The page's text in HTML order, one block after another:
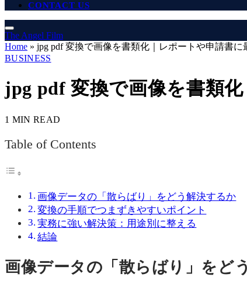
CONTACT US
The Angel Film
Home » jpg pdf 変換で画像を書類化｜レポートや申請書に
BUSINESS
jpg pdf 変換で画像を書類
1 MIN READ
Table of Contents
画像データの「散らばり」をどう解決するか
変換の手順でつまずきやすいポイント
実務に強い解決策：用途別に整える
結論
画像データの「散らばり」をど